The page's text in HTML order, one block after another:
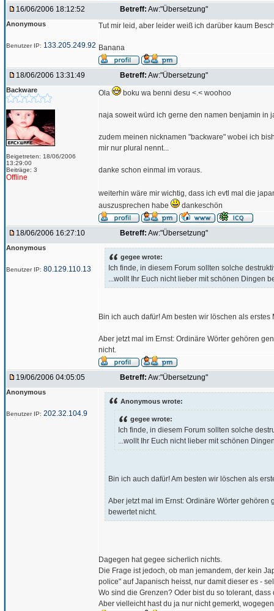
16/06/2006 18:12:52 Betreff: Aw:"Übersetzung"
Anonymous
Benutzer IP: 133.205.249.92
Tut mir leid, aber leider weiß ich darüber kaum
Banana
18/06/2006 13:31:49 Betreff: Aw:"Übersetzung"
Backware
Beigetreten: 18/06/2006
13:29:00
Beiträge: 3
Offline
Ola boku wa benni desu <.< woohoo
naja soweit würd ich gerne den namen benjamin in
zudem meinen nicknamen "backware" wobei ich
mir nur plural nennt...
danke schon einmal im voraus.
weiterhin wäre mir wichtig, dass ich evtl mal die
auszusprechen habe
dankeschön
18/06/2006 16:27:10 Betreff: Aw:"Übersetzung"
Anonymous
Benutzer IP: 80.129.110.13
gegee wrote:
Ich finde, in diesem Forum sollten solche
...wollt Ihr Euch nicht lieber mit schönen Dingen
Bin ich auch dafür! Am besten wir löschen als
Aber jetzt mal im Ernst: Ordinäre Wörter gehören
nicht.
19/06/2006 04:05:05 Betreff: Aw:"Übersetzung"
Anonymous
Benutzer IP: 202.32.104.9
Anonymous wrote:
gegee wrote:
Ich finde, in diesem Forum sollten solche
...wollt Ihr Euch nicht lieber mit schönen
Bin ich auch dafür! Am besten wir löschen als
Aber jetzt mal im Ernst: Ordinäre Wörter
bewertet nicht.
Dagegen hat gegee sicherlich nichts.
Die Frage ist jedoch, ob man jemandem, der kein
police" auf Japanisch heisst, nur damit dieser es -
Wo sind die Grenzen? Oder bist du so tolerant,
Aber vielleicht hast du ja nur nicht gemerkt,